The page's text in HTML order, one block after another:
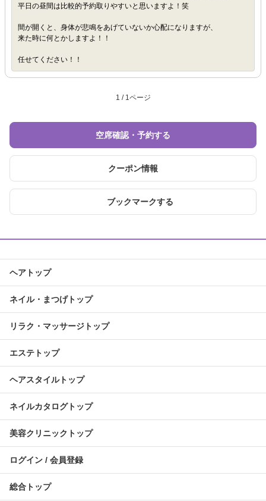
平日の昼間は比較的予約取りやすいと思いますよ！笑
間が開くと、身体が悲鳴をあげていないか心配になりますが、
来た時に何とかしますよ！！
任せてください！！
1 / 1ページ
空席確認・予約する
クーポン情報
ブックマークする
ヘアトップ
ネイル・まつげトップ
リラク・マッサージトップ
エステトップ
ヘアスタイルトップ
ネイルカタログトップ
美容クリニックトップ
ログイン / 会員登録
総合トップ